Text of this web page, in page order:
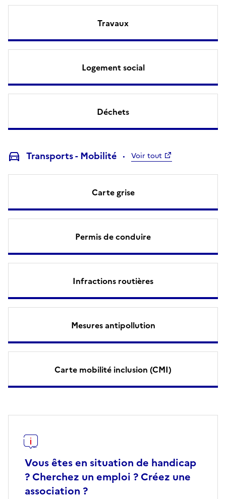
Travaux
Logement social
Déchets
Transports - Mobilité Voir tout
Carte grise
Permis de conduire
Infractions routières
Mesures antipollution
Carte mobilité inclusion (CMI)
Vous êtes en situation de handicap
? Cherchez un emploi ? Créez une
association ?